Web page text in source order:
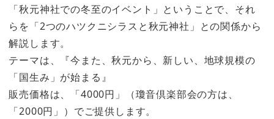
「秋元神社での冬至のイベント」ということで、それ
らを「2つのハツクニシラスと秋元神社」との関係から
解説します。
テーマは、『今また、秋元から、新しい、地球規模の
「国生み」が始まる』
販売価格は、「4000円」（瓊音倶楽部会の方は、
「2000円」）でご提供します。